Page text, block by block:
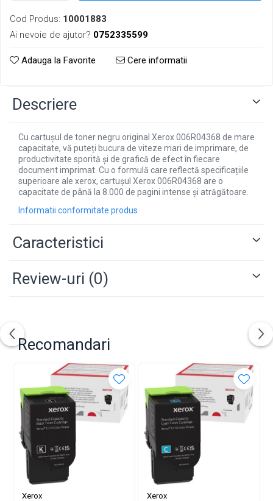
Cod Produs: 10001883
Ai nevoie de ajutor? 0752335599
Adauga la Favorite Cere informatii
Descriere
Cu cartușul de toner negru original Xerox 006R04368 de mare
capacitate, vă puteți bucura de viteze mari de imprimare, de
productivitate sporită și de grafică de efect în fiecare
document imprimat. Cu o formulă care reflectă specificațiile
superioare ale xerox, cartușul Xerox 006R04368 are o
capacitate de până la 8.000 de pagini intense și atrăgătoare.
Informatii conformitate produs
Caracteristici
Review-uri (0)
Recomandari
Xerox
Xerox